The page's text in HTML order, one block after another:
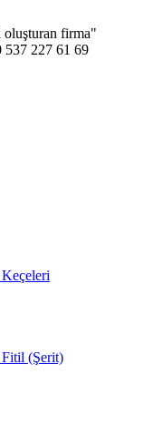
oluşturan firma"
537 227 61 69
(Şerit)